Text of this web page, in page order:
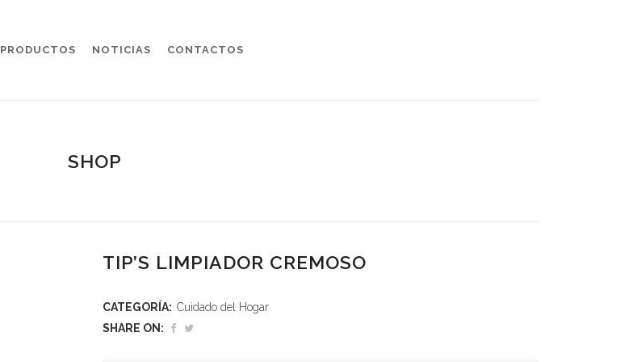
PRODUCTOS NOTICIAS CONTACTOS
SHOP
TIP’S LIMPIADOR CREMOSO
CATEGORÍA: Cuidado del Hogar
SHARE ON: